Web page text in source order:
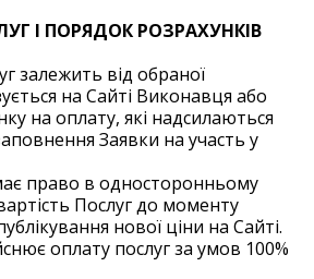
І ПОРЯДОК РОЗРАХУНКІВ
залежить від обраної
на Сайті Виконавця або
на оплату, які надсилаються
Заявки на участь у
право в односторонньому
Послуг до моменту
нової ціни на Сайті.
оплату послуг за умов 100%